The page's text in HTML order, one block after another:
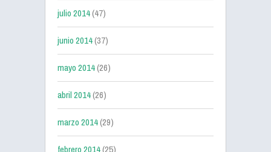
julio 2014(47)
junio 2014(37)
mayo 2014(26)
abril 2014(26)
marzo 2014(29)
febrero 2014(25)